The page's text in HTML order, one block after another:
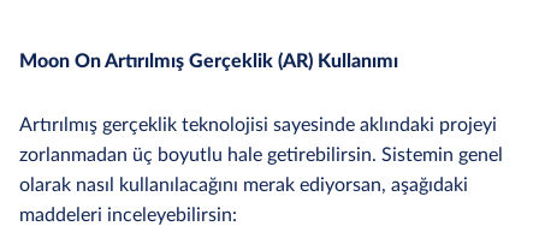
Moon On Artırılmış Gerçeklik (AR) Kullanımı
Artırılmış gerçeklik teknolojisi sayesinde aklındaki projeyi
zorlanmadan üç boyutlu hale getirebilirsin. Sistemin genel
olarak nasıl kullanılacağını merak ediyorsan, aşağıdaki
maddeleri inceleyebilirsin: